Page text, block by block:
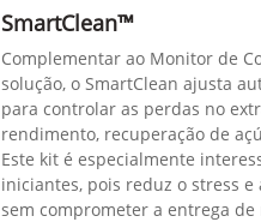
SmartClean™
Complementar ao Monitor de
solução, o SmartClean ajusta
para controlar as perdas no
rendimento, recuperação de
Este kit é especialmente
iniciantes, pois reduz o stress
sem comprometer a entrega de